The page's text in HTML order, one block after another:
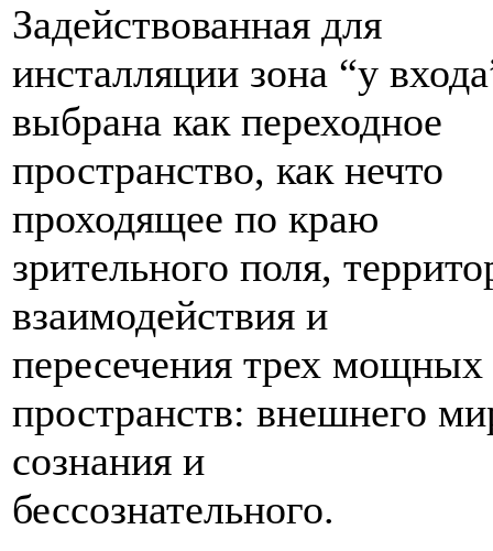
Задействованная для
инсталляции зона “у
выбрана как переходное
пространство, как нечто
проходящее по краю
зрительного поля,
взаимодействия и
пересечения трех мощных
пространств: внешнего
сознания и
бессознательного.